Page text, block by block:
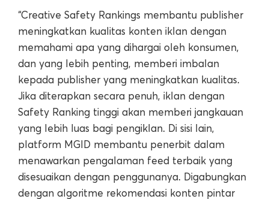
“Creative Safety Rankings membantu publisher
meningkatkan kualitas konten iklan dengan
memahami apa yang dihargai oleh konsumen,
dan yang lebih penting, memberi imbalan
kepada publisher yang meningkatkan kualitas.
Jika diterapkan secara penuh, iklan dengan
Safety Ranking tinggi akan memberi jangkauan
yang lebih luas bagi pengiklan. Di sisi lain,
platform MGID membantu penerbit dalam
menawarkan pengalaman feed terbaik yang
disesuaikan dengan penggunanya. Digabungkan
dengan algoritme rekomendasi konten pintar